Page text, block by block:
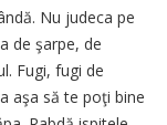
Nu judeca pe
de şarpe, de
Fugi, fugi de
aşa să te poţi bine